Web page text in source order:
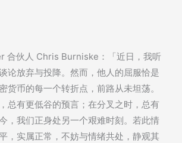
合伙人 Chris Burniske：「近日，我听
论放弃与投降。然而，他人的屈服恰是
货币的每一个转折点，前路从未坦荡。
总有更低谷的预言；在分叉之时，总有
，我们正身处另一个艰难时刻。若此情
，实属正常，不妨与情绪共处，静观其